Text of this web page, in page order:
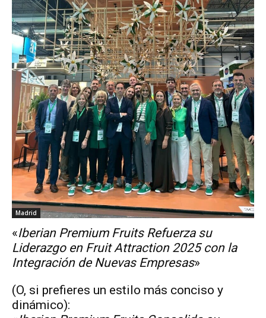
Madrid
«Iberian Premium Fruits Refuerza su
Liderazgo en Fruit Attraction 2025 con la
Integración de Nuevas Empresas»
(O, si prefieres un estilo más conciso y
dinámico):